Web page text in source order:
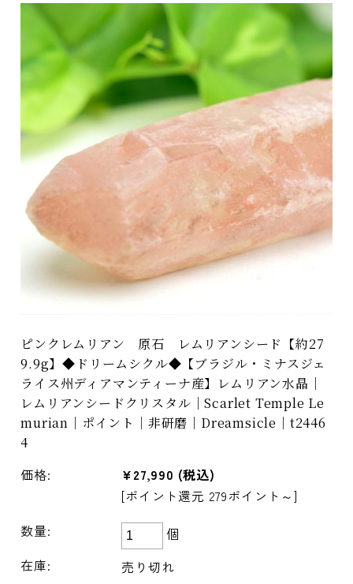
ピンクレムリアン 原石 レムリアンシード【約27
9.9g】◆ドリームシクル◆【ブラジル・ミナスジェ
ライス州ディアマンティーナ産】レムリアン水晶｜
レムリアンシードクリスタル｜Scarlet Temple Le
murian｜ポイント｜非研磨｜Dreamsicle｜t2446
4
価格: ¥27,990 (税込)
[ポイント還元 279ポイント～]
数量:
個
在庫:
売り切れ